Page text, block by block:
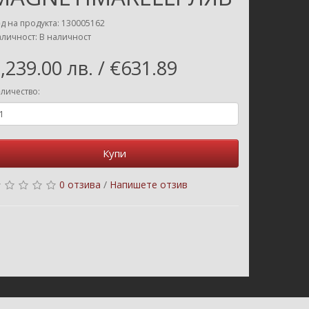
на продукта: 130005162
В наличност
лв. / €631.89
Купи
0 отзива / Напишете отзив